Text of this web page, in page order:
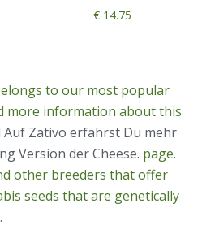
€ 14.75
to our most popular
more information about this
Auf Zativo erfährst Du mehr
Version der Cheese. page.
other breeders that offer
seeds that are genetically